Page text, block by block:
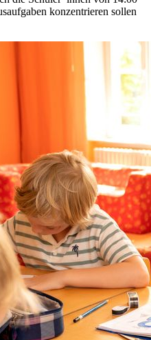
konzentrieren sollen